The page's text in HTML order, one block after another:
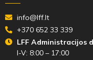
info@lff.lt
+370 652 33 339
LFF Administracijos
I-V: 8:00 – 17:00